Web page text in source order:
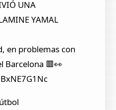
UNA
YAMAL
en problemas con
Barcelona 🟥👀